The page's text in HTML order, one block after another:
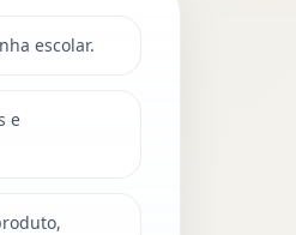
escolar.
e